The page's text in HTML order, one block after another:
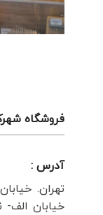
فروشگاه
آدرس :
تهران.